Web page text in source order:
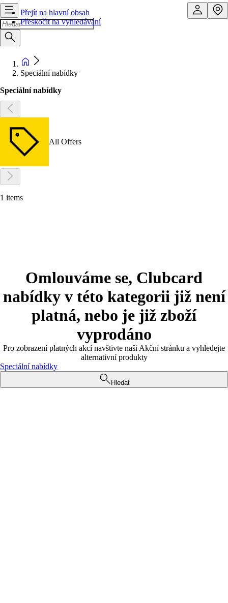
Přejít na hlavní obsah
Přeskočit na vyhledávání
Speciální nabídky
Speciální nabídky
All Offers
1 items
Omlouváme se, Clubcard
nabídky v této kategorii již není
platná, nebo je již zboží
vyprodáno
Pro zobrazení platných akcí navštivte naši Akční stránku a vyhledejte
alternativní produkty
Speciální nabídky
Hledat